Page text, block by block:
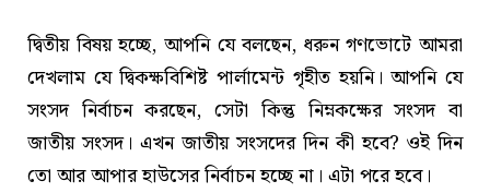
দ্বিতীয় বিষয় হচ্ছে, আপনি যে বলছেন, ধরুন গণভোটে আমরা
দেখলাম যে দ্বিকক্ষবিশিষ্ট পার্লামেন্ট গৃহীত হয়নি। আপনি যে
সংসদ নির্বাচন করছেন, সেটা কিন্তু নিম্নকক্ষের সংসদ বা
জাতীয় সংসদ। এখন জাতীয় সংসদের দিন কী হবে? ওই দিন
তো আর আপার হাউসের নির্বাচন হচ্ছে না। এটা পরে হবে।